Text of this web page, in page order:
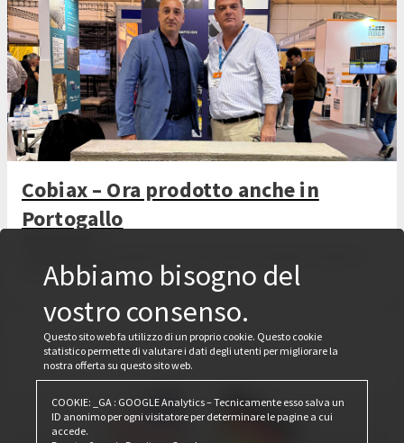
Cobiax – Ora prodotto anche in
Portogallo
anche in Portogallo.
Abbiamo bisogno del
vostro consenso.
Questo sito web fa utilizzo di un proprio cookie. Questo cookie
statistico permette di valutare i dati degli utenti per migliorare la
nostra offerta su questo sito web.
COOKIE: _GA : GOOGLE Analytics – Tecnicamente esso salva un
ID anonimo per ogni visitatore per determinare le pagine a cui
accede.